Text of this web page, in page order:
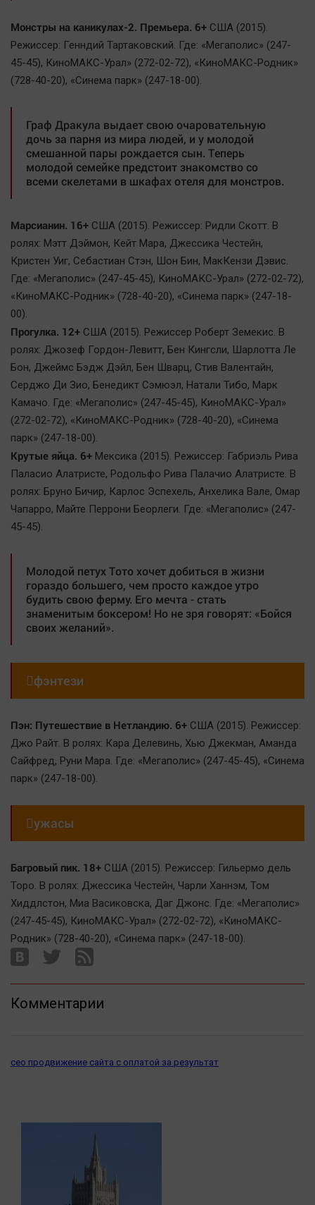
Монстры на каникулах-2. Премьера. 6+ США (2015).
Режиссер: Генндий Тартаковский. Где: «Мегаполис» (247-
45-45), КиноМАКС-Урал» (272-02-72), «КиноМАКС-Родник»
(728-40-20), «Синема парк» (247-18-00).
Граф Дракула выдает свою очаровательную
дочь за парня из мира людей, и у молодой
смешанной пары рождается сын. Теперь
молодой семейке предстоит знакомство со
всеми скелетами в шкафах отеля для монстров.
Марсианин. 16+ США (2015). Режиссер: Ридли Скотт. В
ролях: Мэтт Дэймон, Кейт Мара, Джессика Честейн,
Кристен Уиг, Себастиан Стэн, Шон Бин, МакКензи Дэвис.
Где: «Мегаполис» (247-45-45), КиноМАКС-Урал» (272-02-72),
«КиноМАКС-Родник» (728-40-20), «Синема парк» (247-18-
00).
Прогулка. 12+ США (2015). Режиссер Роберт Земекис. В
ролях: Джозеф Гордон-Левитт, Бен Кингсли, Шарлотта Ле
Бон, Джеймс Бэдж Дэйл, Бен Шварц, Стив Валентайн,
Серджо Ди Зио, Бенедикт Сэмюэл, Натали Тибо, Марк
Камачо. Где: «Мегаполис» (247-45-45), КиноМАКС-Урал»
(272-02-72), «КиноМАКС-Родник» (728-40-20), «Синема
парк» (247-18-00).
Крутые яйца. 6+ Мексика (2015). Режиссер: Габриэль Рива
Паласио Алатристе, Родольфо Рива Палачио Алатристе. В
ролях: Бруно Бичир, Карлос Эспехель, Анхелика Вале, Омар
Чапарро, Майте Перрони Беорлеги. Где: «Мегаполис» (247-
45-45).
Молодой петух Тото хочет добиться в жизни
гораздо большего, чем просто каждое утро
будить свою ферму. Его мечта - стать
знаменитым боксером! Но не зря говорят: «Бойся
своих желаний».
фэнтези
Пэн: Путешествие в Нетландию. 6+ США (2015). Режиссер:
Джо Райт. В ролях: Кара Делевинь, Хью Джекман, Аманда
Сайфред, Руни Мара. Где: «Мегаполис» (247-45-45), «Синема
парк» (247-18-00).
ужасы
Багровый пик. 18+ США (2015). Режиссер: Гильермо дель
Торо. В ролях: Джессика Честейн, Чарли Ханнэм, Том
Хиддлстон, Миа Васиковска, Даг Джонс. Где: «Мегаполис»
(247-45-45), КиноМАКС-Урал» (272-02-72), «КиноМАКС-
Родник» (728-40-20), «Синема парк» (247-18-00).
Комментарии
сео продвижение сайта с оплатой за результат